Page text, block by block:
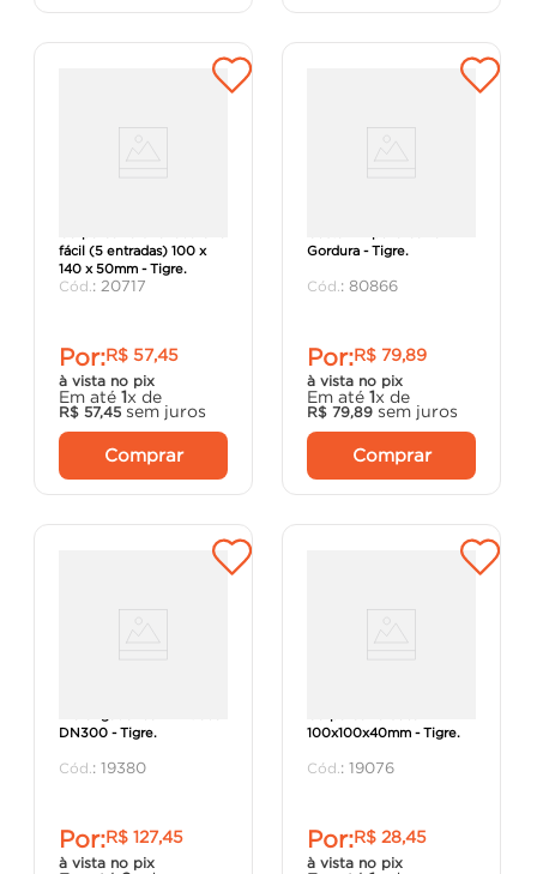
fácil (5 entradas) 100 x
140 x 50mm - Tigre.
: 20717
Por:R$ 57,45
à vista no pix
Em até 1x de
R$ 57,45 sem juros
Comprar
Gordura - Tigre.
: 80866
Por:R$ 79,89
à vista no pix
Em até 1x de
R$ 79,89 sem juros
Comprar
DN300 - Tigre.
: 19380
Por:R$ 127,45
à vista no pix
100x100x40mm - Tigre.
: 19076
Por:R$ 28,45
à vista no pix